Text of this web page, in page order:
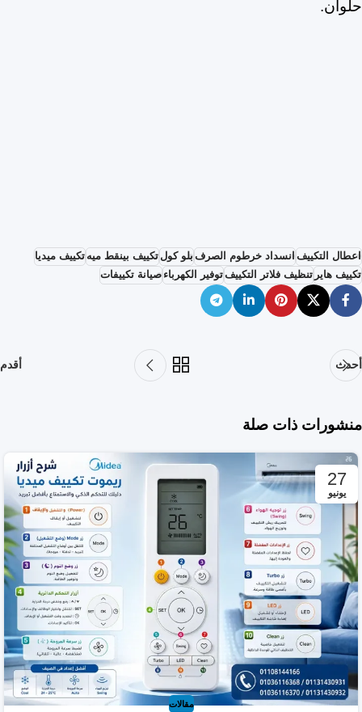
حلوان.
اعطال التكييفانسداد خرطوم الصرفبلو كول تكييف بينقط ميه تكييف ميديا
تكييف هاير تنظيف فلاتر التكييفتوفير الكهرباء صيانة تكييفات
أحدث أقدم
منشورات ذات صلة
27
يونيو
مقالات